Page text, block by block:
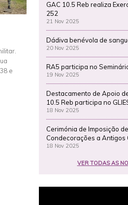
e
GAC 10.5 Reb realiza
252
21 Nov 2025
Dádiva benévola de
20 Nov 2025
RA5 participa no
19 Nov 2025
Destacamento de Apoio
10.5 Reb participa no
18 Nov 2025
Cerimónia de Imposição de
Condecorações a Antigos
18 Nov 2025
VER TODAS AS